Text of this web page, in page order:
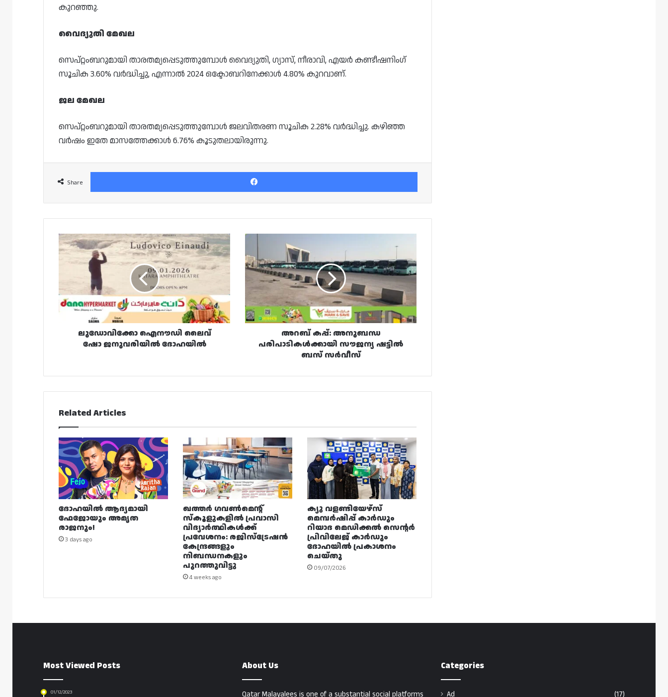
കുറഞ്ഞു.
വൈദ്യുതി മേഖല
സെപ്റ്റംബറുമായി താരതമ്യപ്പെടുത്തുമ്പോൾ വൈദ്യുതി, ഗ്യാസ്, നീരാവി, എയർ കണ്ടീഷനിംഗ്
സൂചിക 3.60% വർദ്ധിച്ചു, എന്നാൽ 2024 ഒക്ടോബറിനേക്കാൾ 4.80% കുറവാണ്.
ജല മേഖല
സെപ്റ്റംബറുമായി താരതമ്യപ്പെടുത്തുമ്പോൾ ജലവിതരണ സൂചിക 2.28% വർദ്ധിച്ചു. കഴിഞ്ഞ
വർഷം ഇതേ മാസത്തേക്കാൾ 6.76% കൂടുതലായിരുന്നു.
Share
Facebook
ലുഡോവിക്കോ
ഐനൗഡി
ലൈവ്
ജനുവരിയിൽ
ദോഹയിൽ
ലുഡോവിക്കോ ഐനൗഡി ലൈവ്
ഷോ ജനുവരിയിൽ ദോഹയിൽ
അറബ്
അനുബന്ധ
പരിപാടികൾക്കായി
സൗജന്യ
ഷട്ടിൽ
ബസ്
സർവീസ്
അറബ് കപ്പ്: അനുബന്ധ
പരിപാടികൾക്കായി സൗജന്യ ഷട്ടിൽ
ബസ് സർവീസ്
Related Articles
ദോഹയിൽ ആദ്യമായി
ഫേജോയും അമൃത
രാജനും!
3 days ago
ഖത്തർ ഗവൺമെന്റ്
സ്കൂളുകളിൽ പ്രവാസി
വിദ്യാർത്ഥികൾക്ക്
പ്രവേശനം: രജിസ്ട്രേഷൻ
കേന്ദ്രങ്ങളും
നിബന്ധനകളും
പുറത്തുവിട്ടു
4 weeks ago
ക്യു വളണ്ടിയേഴ്‌സ്
മെമ്പർഷിപ്പ് കാർഡും
റിയാദ മെഡിക്കൽ സെന്റർ
പ്രിവിലേജ് കാർഡും
ദോഹയിൽ പ്രകാശനം
ചെയ്തു
09/07/2026
Most Viewed Posts
01/12/2023
About Us
Qatar Malayalees is one of a substantial social platforms
Categories
Ad (17)